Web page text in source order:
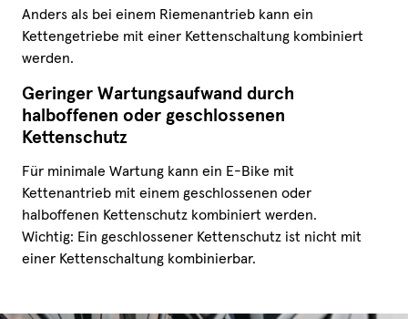
Anders als bei einem Riemenantrieb kann ein
Kettengetriebe mit einer Kettenschaltung kombiniert
werden.
Geringer Wartungsaufwand durch
halboffenen oder geschlossenen
Kettenschutz
Für minimale Wartung kann ein E-Bike mit
Kettenantrieb mit einem geschlossenen oder
halboffenen Kettenschutz kombiniert werden.
Wichtig: Ein geschlossener Kettenschutz ist nicht mit
einer Kettenschaltung kombinierbar.